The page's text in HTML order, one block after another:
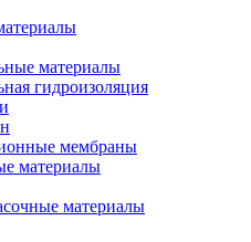
материалы
гидроизоляция
мембраны
материалы
материалы